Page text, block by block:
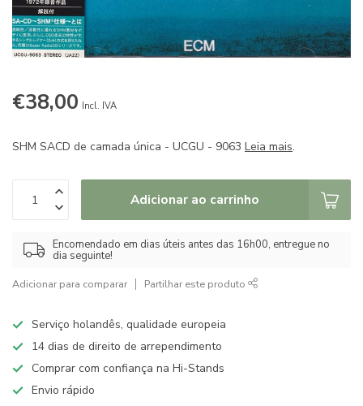
€38,00 Incl. IVA
SHM SACD de camada única - UCGU - 9063 Leia mais.
Adicionar ao carrinho
Encomendado em dias úteis antes das 16h00, entregue no
dia seguinte!
Adicionar para comparar Partilhar este produto
Serviço holandês, qualidade europeia
14 dias de direito de arrependimento
Comprar com confiança na Hi-Stands
Envio rápido